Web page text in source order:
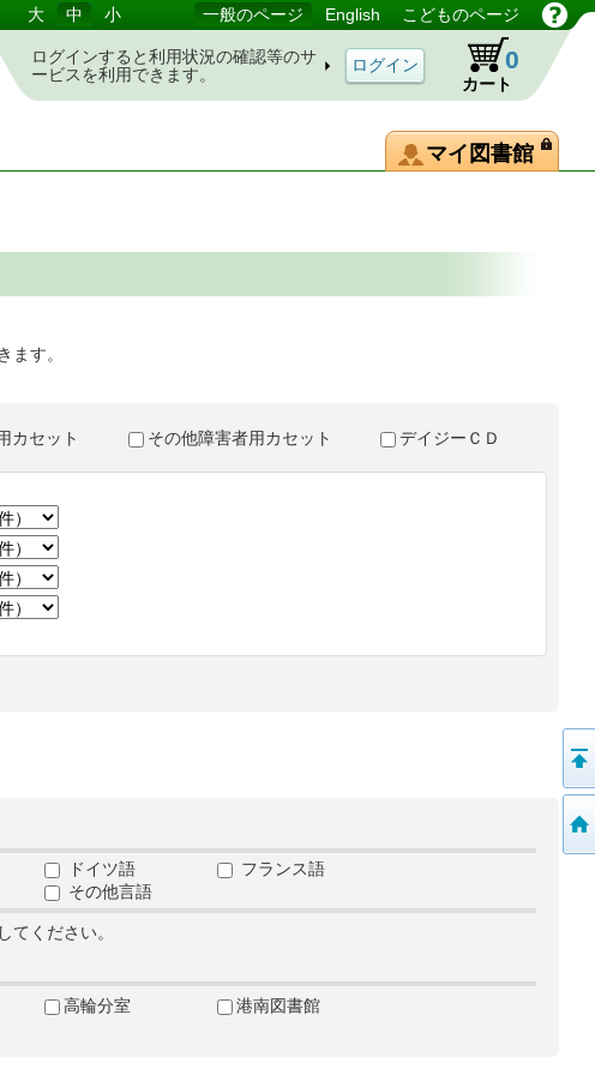
大 中 小 一般のページ English こどものページ
ログインすると利用状況の確認等のサ
ービスを利用できます。
カート
0
マイ図書館
ます。
カセット その他障害者用カセット デイジーＣＤ
ドイツ語
フランス語
その他言語
ください。
高輪分室
港南図書館